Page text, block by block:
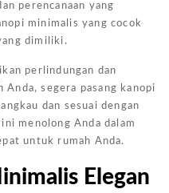
perencanaan yang
minimalis yang cocok
dimiliki.
perlindungan dan
Anda, segera pasang kanopi
dan sesuai dengan
menolong Anda dalam
untuk rumah Anda.
Elegan